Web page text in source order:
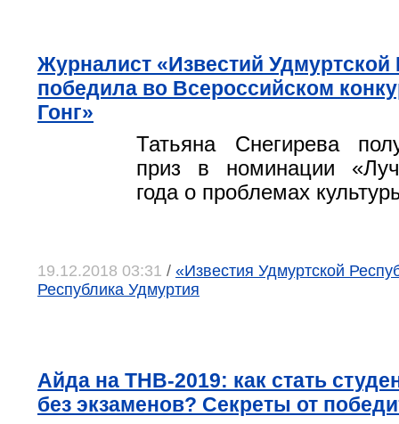
Журналист «Известий Удмуртской
победила во Всероссийском
Гонг»
Татьяна Снегирева
приз в номинации
года о проблемах
19.12.2018 03:31 / «Известия Удмуртской
Республика Удмуртия
Айда на ТНВ-2019: как стать
без экзаменов? Секреты от